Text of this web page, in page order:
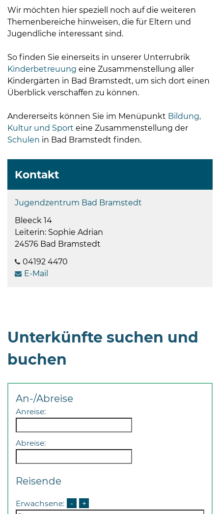
Wir möchten hier speziell noch auf die weiteren
Themenbereiche hinweisen, die für Eltern und
Jugendliche interessant sind.
So finden Sie einerseits in unserer Unterrubrik
Kinderbetreuung eine Zusammenstellung aller
Kindergärten in Bad Bramstedt, um sich dort einen
Überblick verschaffen zu können.
Andererseits können Sie im Menüpunkt Bildung,
Kultur und Sport eine Zusammenstellung der
Schulen in Bad Bramstedt finden.
Kontakt
Jugendzentrum Bad Bramstedt
Bleeck 14
Leiterin: Sophie Adrian
24576 Bad Bramstedt
04192 4470
E-Mail
Unterkünfte suchen und
buchen
An-/Abreise
Anreise:
Abreise:
Reisende
Erwachsene: - +